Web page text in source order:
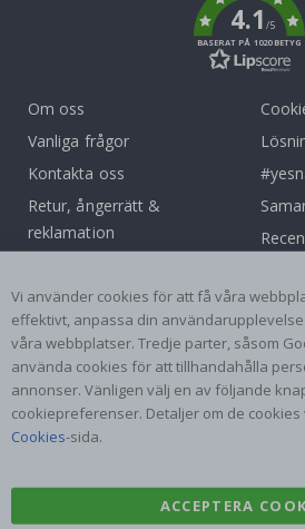
4.1/5
BASERAT PÅ 1020 BETYG
Om oss
Vanliga frågor
Kontakta oss
Retur, ångerrätt &
reklamation
Inspiration
Populära Kategorier
Namnlappar
Kakeldekor
Posters
Vi använder cookies för att få våra
effektivt, anpassa din
våra webbplatser. Tredje parter, såsom
använda cookies för att tillhandahålla
annonser. Vänligen välj en av följande
cookiepreferenser. Detaljer om de
Cookies-sida.
ACCEPTERA